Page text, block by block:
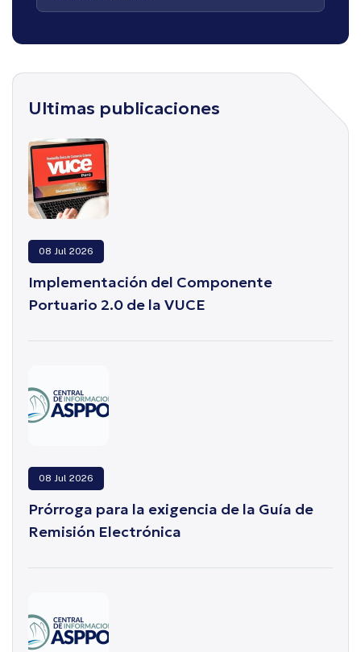
Ultimas publicaciones
08 Jul 2026
Implementación del Componente
Portuario 2.0 de la VUCE
08 Jul 2026
Prórroga para la exigencia de la Guía de
Remisión Electrónica